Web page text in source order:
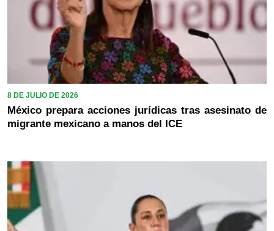
8 DE JULIO DE 2026
México prepara acciones jurídicas tras asesinato de
migrante mexicano a manos del ICE